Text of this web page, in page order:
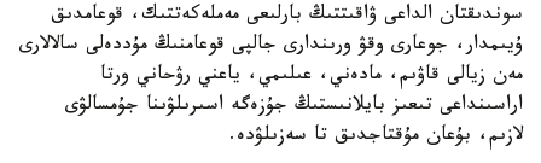
سوندىقتان الداعى ۋاقىتتىڭ بارلىعى مەملەكەتتىك، قوعامدىق
ۇيىمدار، جوعارى وقۋ ورىندارى جالپى قوعامنىڭ مۇددەلى سالالارى
مەن زيالى قاۋىم، مادەني، عىلىمي، ياعني رۋحاني ورتا
اراسىنداعى تىعىز بايلانىستىڭ جۇزەگە اسىرىلۋىنا جۇمسالۋى
لازىم، بۇعان مۇقتاجدىق تا سەزىلۋدە.